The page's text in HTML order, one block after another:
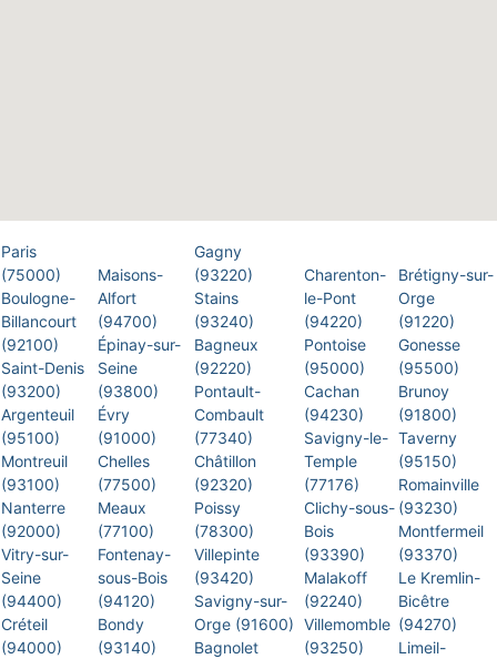
Paris
(75000)
Boulogne-
Billancourt
(92100)
Saint-Denis
(93200)
Argenteuil
(95100)
Montreuil
(93100)
Nanterre
(92000)
Vitry-sur-
Seine
(94400)
Créteil
(94000)
Maisons-
Alfort
(94700)
Épinay-sur-
Seine
(93800)
Évry
(91000)
Chelles
(77500)
Meaux
(77100)
Fontenay-
sous-Bois
(94120)
Bondy
(93140)
Gagny
(93220)
Stains
(93240)
Bagneux
(92220)
Pontault-
Combault
(77340)
Châtillon
(92320)
Poissy
(78300)
Villepinte
(93420)
Savigny-sur-
Orge (91600)
Bagnolet
Charenton-
le-Pont
(94220)
Pontoise
(95000)
Cachan
(94230)
Savigny-le-
Temple
(77176)
Clichy-sous-
Bois
(93390)
Malakoff
(92240)
Villemomble
(93250)
Brétigny-sur-
Orge
(91220)
Gonesse
(95500)
Brunoy
(91800)
Taverny
(95150)
Romainville
(93230)
Montfermeil
(93370)
Le Kremlin-
Bicêtre
(94270)
Limeil-